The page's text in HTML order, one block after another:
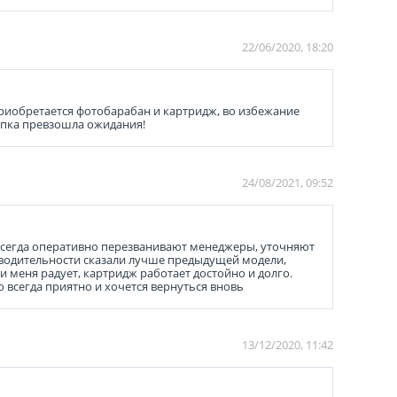
22/06/2020, 18:20
фотобарабан и картридж, во избежание
превзошла ожидания!
24/08/2021, 09:52
оперативно перезванивают менеджеры, уточняют
сказали лучше предыдущей модели,
радует, картридж работает достойно и долго.
приятно и хочется вернуться вновь
13/12/2020, 11:42